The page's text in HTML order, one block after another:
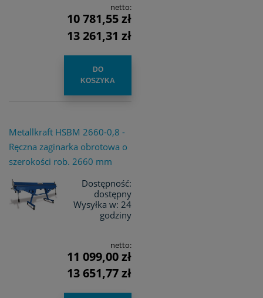
netto:
10 781,55 zł
13 261,31 zł
DO
KOSZYKA
Metallkraft HSBM 2660-0,8 -
Ręczna zaginarka obrotowa o
szerokości rob. 2660 mm
Dostępność:
dostępny
Wysyłka w: 24
godziny
netto:
11 099,00 zł
13 651,77 zł